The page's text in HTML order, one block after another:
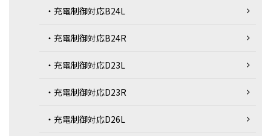
・充電制御対応B24L
・充電制御対応B24R
・充電制御対応D23L
・充電制御対応D23R
・充電制御対応D26L